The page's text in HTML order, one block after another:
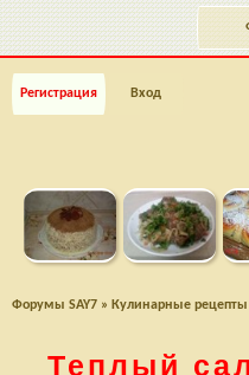
Регистрация Вход
Форумы SAY7 » Кулинарные рецепты
Теплый